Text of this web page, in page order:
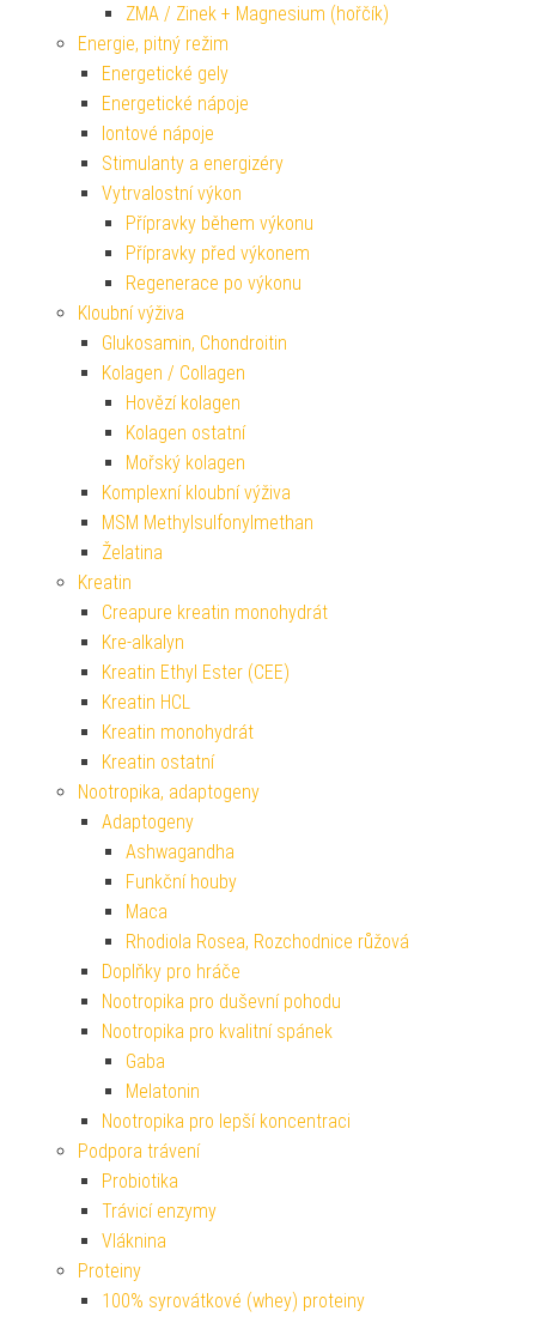
ZMA / Zinek + Magnesium (hořčík)
Energie, pitný režim
Energetické gely
Energetické nápoje
Iontové nápoje
Stimulanty a energizéry
Vytrvalostní výkon
Přípravky během výkonu
Přípravky před výkonem
Regenerace po výkonu
Kloubní výživa
Glukosamin, Chondroitin
Kolagen / Collagen
Hovězí kolagen
Kolagen ostatní
Mořský kolagen
Komplexní kloubní výživa
MSM Methylsulfonylmethan
Želatina
Kreatin
Creapure kreatin monohydrát
Kre-alkalyn
Kreatin Ethyl Ester (CEE)
Kreatin HCL
Kreatin monohydrát
Kreatin ostatní
Nootropika, adaptogeny
Adaptogeny
Ashwagandha
Funkční houby
Maca
Rhodiola Rosea, Rozchodnice růžová
Doplňky pro hráče
Nootropika pro duševní pohodu
Nootropika pro kvalitní spánek
Gaba
Melatonin
Nootropika pro lepší koncentraci
Podpora trávení
Probiotika
Trávicí enzymy
Vláknina
Proteiny
100% syrovátkové (whey) proteiny